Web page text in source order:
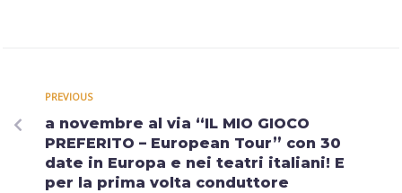
PREVIOUS
a novembre al via “IL MIO GIOCO
PREFERITO – European Tour” con 30
date in Europa e nei teatri italiani! E
per la prima volta conduttore